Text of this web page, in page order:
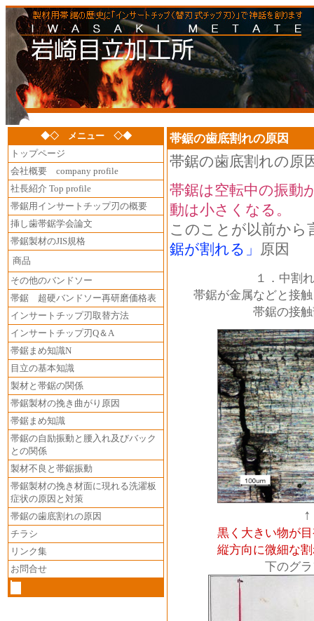
◆◇ メニュー ◇◆
トップページ
会社概要 company profile
社長紹介 Top profile
帯鋸用インサートチップ刃の概要
挿し歯帯鋸学会論文
帯鋸製材のJIS規格
商品
その他のバンドソー
帯鋸 超硬バンドソー再研磨価格表
インサートチップ刃取替方法
インサートチップ刃Q＆A
帯鋸まめ知識N
目立の基本知識
製材と帯鋸の関係
帯鋸製材の挽き曲がり原因
帯鋸まめ知識
帯鋸の自励振動と腰入れ及びバック
との関係
製材不良と帯鋸振動
帯鋸製材の挽き材面に現れる洗濯板
症状の原因と対策
帯鋸の歯底割れの原因
チラシ
リンク集
お問合せ
帯鋸の歯底割れの原因
帯鋸の歯底割れの原
帯鋸は空転中の振動
動は小さくなる。
このことが以前から
鋸が割れる」 原因
１．中割れ
帯鋸が金属などと接触
帯鋸の接触部分
↑
黒く大きい物が
縦方向に微細な割れ
下のグラフは正